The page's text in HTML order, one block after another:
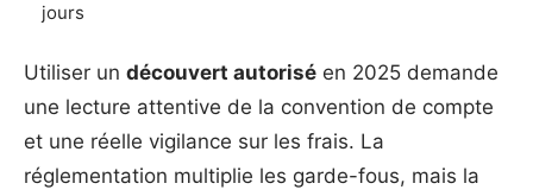
jours
Utiliser un découvert autorisé en 2025 demande
une lecture attentive de la convention de compte
et une réelle vigilance sur les frais. La
réglementation multiplie les garde-fous, mais la